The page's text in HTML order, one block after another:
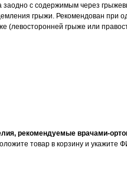
с содержимым через
грыжи. Рекомендован при
(левосторонней грыже или
рекомендуемые врачами-
товар в корзину и укажите